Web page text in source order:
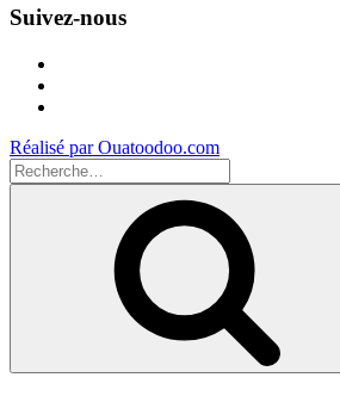
Suivez-nous
Réalisé par Ouatoodoo.com
Recherche
pour